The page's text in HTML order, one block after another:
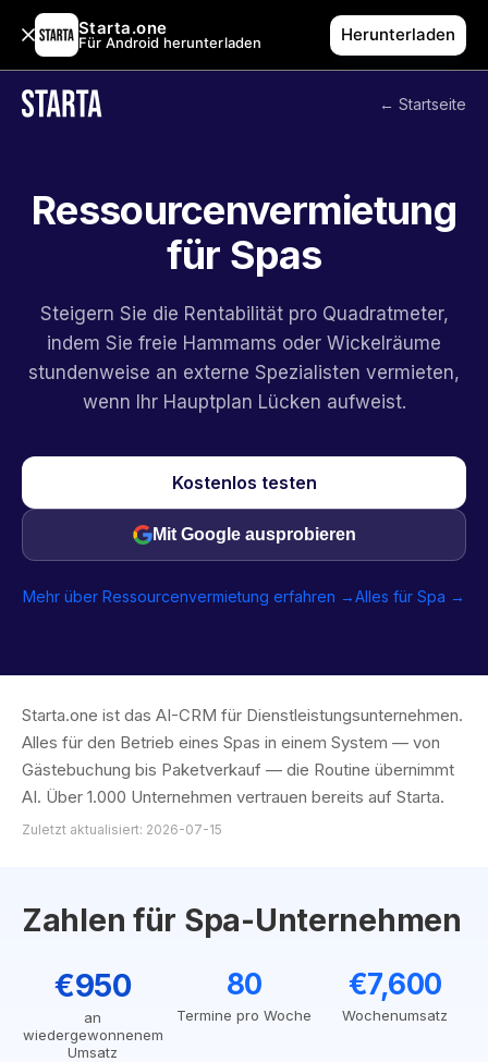
Starta.one
Für Android herunterladen Herunterladen
← Startseite
Ressourcenvermietung
für Spas
Steigern Sie die Rentabilität pro Quadratmeter,
indem Sie freie Hammams oder Wickelräume
stundenweise an externe Spezialisten vermieten,
wenn Ihr Hauptplan Lücken aufweist.
Kostenlos testen
Mit Google ausprobieren
Mehr über Ressourcenvermietung erfahren →Alles für Spa →
Starta.one ist das AI-CRM für Dienstleistungsunternehmen.
Alles für den Betrieb eines Spas in einem System — von
Gästebuchung bis Paketverkauf — die Routine übernimmt
AI. Über 1.000 Unternehmen vertrauen bereits auf Starta.
Zuletzt aktualisiert: 2026-07-15
Zahlen für Spa-Unternehmen
€950
an
wiedergewonnenem
Umsatz
80
Termine pro Woche
€7,600
Wochenumsatz